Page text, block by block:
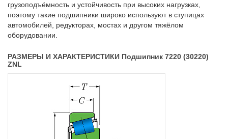
грузоподъёмность и устойчивость при высоких нагрузках,
поэтому такие подшипники широко используют в ступицах
автомобилей, редукторах, мостах и другом тяжёлом
оборудовании.
РАЗМЕРЫ И ХАРАКТЕРИСТИКИ Подшипник 7220 (30220)
ZNL